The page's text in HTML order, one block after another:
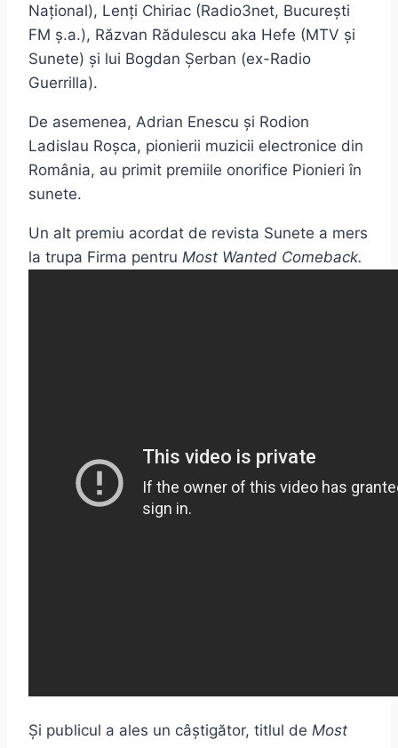
Național), Lenți Chiriac (Radio3net, București
FM ș.a.), Răzvan Rădulescu aka Hefe (MTV și
Sunete) și lui Bogdan Șerban (ex-Radio
Guerrilla).
De asemenea, Adrian Enescu și Rodion
Ladislau Roșca, pionierii muzicii electronice din
România, au primit premiile onorifice Pionieriîn
sunete.
Un alt premiu acordat de revista Sunete a mers
la trupa Firma pentru Most Wanted Comeback.
Și publicul a ales un câștigător, titlul de Most